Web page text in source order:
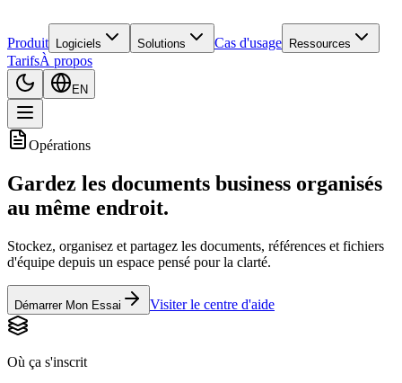
Produit Logiciels Solutions Cas d'usage Ressources
TarifsÀ propos
EN
Opérations
Gardez les documents business organisés
au même endroit.
Stockez, organisez et partagez les documents, références et fichiers
d'équipe depuis un espace pensé pour la clarté.
Démarrer Mon Essai Visiter le centre d'aide
Où ça s'inscrit